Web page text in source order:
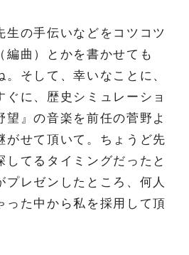
生の手伝いなどをコツコツ
編曲）とかを書かせても
。そして、幸いなことに、
ぐに、歴史シミュレーショ
望』の音楽を前任の菅野よ
がせて頂いて。ちょうど先
してるタイミングだったと
プレゼンしたところ、何人
った中から私を採用して頂